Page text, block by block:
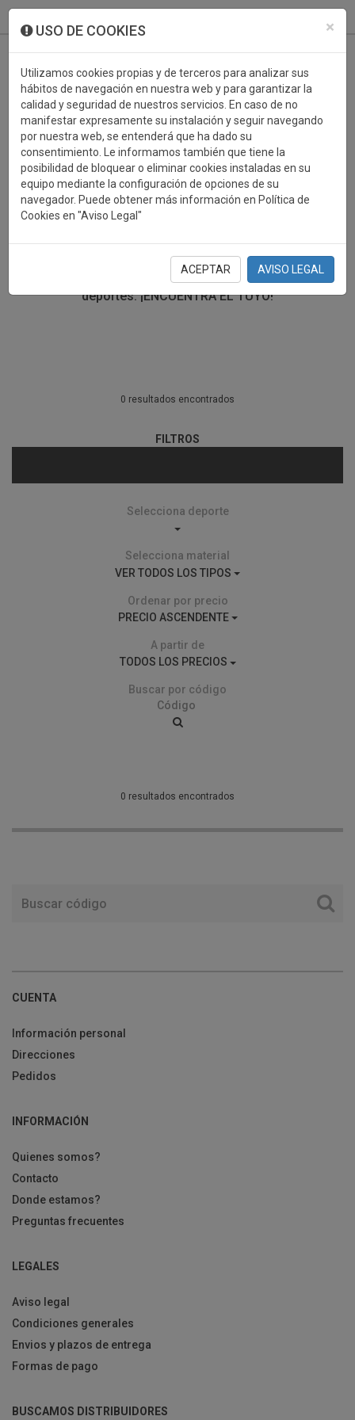
×
USO DE COOKIES
Utilizamos cookies propias y de terceros para analizar sus
hábitos de navegación en nuestra web y para garantizar la
calidad y seguridad de nuestros servicios. En caso de no
manifestar expresamente su instalación y seguir navegando
por nuestra web, se entenderá que ha dado su
consentimiento. Le informamos también que tiene la
posibilidad de bloquear o eliminar cookies instaladas en su
equipo mediante la configuración de opciones de su
navegador. Puede obtener más información en Política de
Cookies en "Aviso Legal"
ACEPTAR AVISO LEGAL
TROFEOS DEPORTIVOS
En esta sección encontrarás una gran variedad de
filtros por deporte, material y precio del trofeo.
Trofeos deportivos para todos los
deportes. ¡ENCUENTRA EL TUYO!
0 resultados encontrados
FILTROS
Selecciona deporte
Selecciona material
VER TODOS LOS TIPOS
Ordenar por precio
PRECIO ASCENDENTE
A partir de
TODOS LOS PRECIOS
Buscar por código
0 resultados encontrados
CUENTA
Información personal
Direcciones
Pedidos
INFORMACIÓN
Quienes somos?
Contacto
Donde estamos?
Preguntas frecuentes
LEGALES
Aviso legal
Condiciones generales
Envios y plazos de entrega
Formas de pago
BUSCAMOS DISTRIBUIDORES